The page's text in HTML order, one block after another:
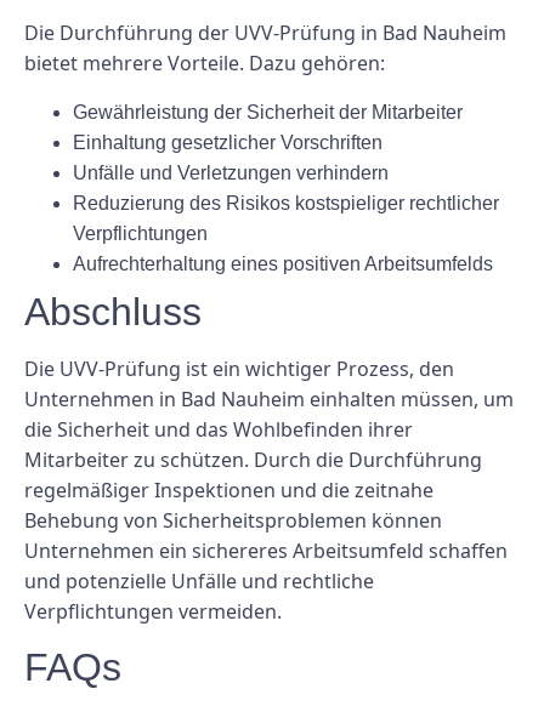
Die Durchführung der UVV-Prüfung in Bad Nauheim
bietet mehrere Vorteile. Dazu gehören:
Gewährleistung der Sicherheit der Mitarbeiter
Einhaltung gesetzlicher Vorschriften
Unfälle und Verletzungen verhindern
Reduzierung des Risikos kostspieliger rechtlicher
Verpflichtungen
Aufrechterhaltung eines positiven Arbeitsumfelds
Abschluss
Die UVV-Prüfung ist ein wichtiger Prozess, den
Unternehmen in Bad Nauheim einhalten müssen, um
die Sicherheit und das Wohlbefinden ihrer
Mitarbeiter zu schützen. Durch die Durchführung
regelmäßiger Inspektionen und die zeitnahe
Behebung von Sicherheitsproblemen können
Unternehmen ein sichereres Arbeitsumfeld schaffen
und potenzielle Unfälle und rechtliche
Verpflichtungen vermeiden.
FAQs